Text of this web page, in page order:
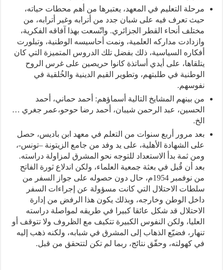
مرحلة التعليم في المعهد، يعتبرها من أهم محطات حياته،
حيث تعرف فيه على شبان جدد من أترابه وغير أترابه، من
مختلف أنحاء القطر الجزائري. واتّسعت بهذا آفاقه الفكرية،
وازدادت مداركه العلمية، ونمت أحاسيسه الوطنية، وتبلورت
أفكاره السياسية، ذلك بفضل تلك الدروس المتميزة التي كان
يتلقاها، على أيدي أساتذة كانوا حريصين على غرس الروح
الوطنية في طلبتهم، وتطوير القيم الدينية والخُلقية في
نفوسهم.
من بينهم المشايخ التالية أسماؤهم: أحمد حماني، أحمد
الحسين، عبد الرحمن شيبان، أحمد رضا حوحو،عمر جغري …
الخ.
بعد مرور أربع سنوات من التعلم في معهد ابن باديس، حصل
على الشهادة الأهلية، على يد وفد من جامع الزيتونة –تونس-،
ومن ثمة بدأ الاستعداد للتوجه نحو المشرق لمزاولة دراسته.
بعد أن قُبل في بعثة جمعية العلماء، ولكن اندلاع ثورة الفاتح
من نوفمبر 1954م، حال دون حصوله على جواز السفر من
سلطات الاحتلال التي كانت مسؤولة عن إجراءات السفر
داخل الوطن وخارجه، وبذلك يكون هذا الرفض من إدارة
الاحتلال قد شكل عائقا كبيرا في طريقه لمواصلة دراسته
العليا، ولكن النفوس الكبيرة تتكيف مع الظروف ولا تتوقف أو
تنهار، فضيّع الذهاب إلى المشرق في شبابه، ولكنه ذهب إليه
في كهولته، وحقّق نتائج، ربما لم تكن لتتحقق من قبل.